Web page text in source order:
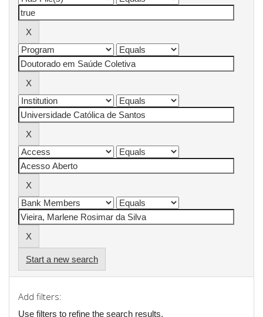
Start a new search
Add filters:
Use filters to refine the search results.